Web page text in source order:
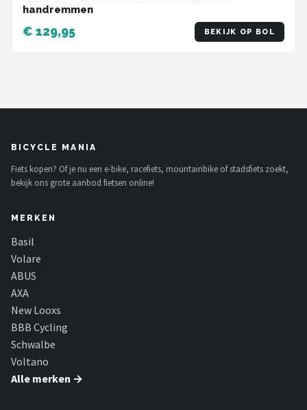
handremmen
€ 129,95 BEKIJK OP BOL
BICYCLE MANIA
Fiets kopen? Of je nu een e-bike, racefiets, mountainbike of stadsfiets zoekt,
bekijk ons grote aanbod fietsen online!
MERKEN
Basil
Volare
ABUS
AXA
New Looxs
BBB Cycling
Schwalbe
Voltano
Alle merken →